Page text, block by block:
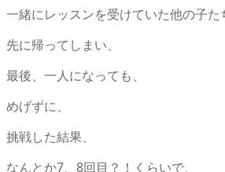
一緒にレッスンを受けていた他の子た
先に帰ってしまい、
最後、一人になっても、
めげずに、
挑戦した結果、
なんとか7、8回目？！くらいで、